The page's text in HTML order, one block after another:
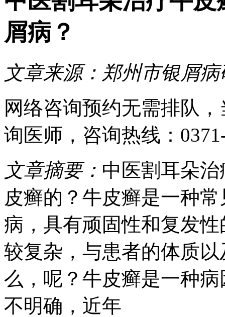
屑病？
文章来源： 郑州市银屑
网络咨询预约无需排队
询医师 ，咨询热线：
文章摘要： 中医割耳朵
皮癣的？牛皮癣是一种
病，具有顽固性和复发
较复杂，与患者的体质
么，呢？牛皮癣是一种
不明确，近年